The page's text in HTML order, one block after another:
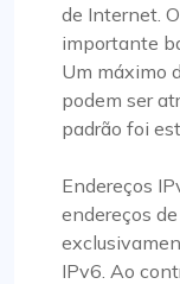
de Internet.
importante
Um máximo
podem ser
padrão foi
Endereços
endereços
IPv6. Ao